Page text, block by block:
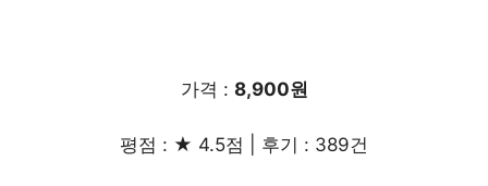
가격 : 8,900원
평점 : ★ 4.5점 | 후기 : 389건